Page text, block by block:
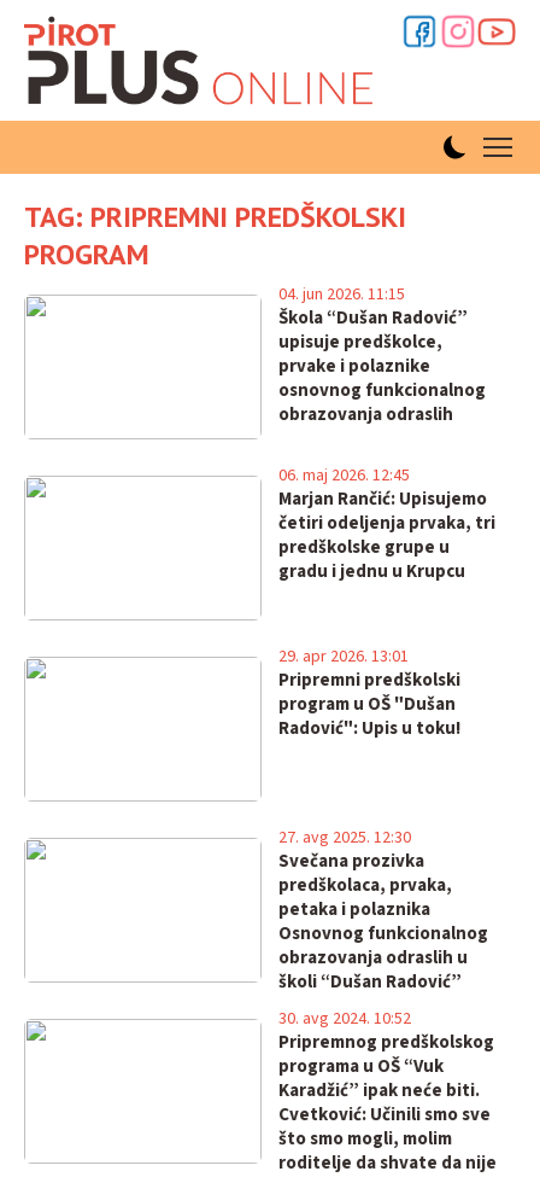
TAG: PRIPREMNI PREDŠKOLSKI
PROGRAM
Škola “Dušan Radović”
upisuje predškolce,
prvake i polaznike
osnovnog funkcionalnog
obrazovanja odraslih
04. jun 2026. 11:15
Marjan Rančić: Upisujemo
četiri odeljenja prvaka, tri
predškolske grupe u
gradu i jednu u Krupcu
06. maj 2026. 12:45
Pripremni predškolski
program u OŠ "Dušan
Radović": Upis u toku!
29. apr 2026. 13:01
Svečana prozivka
predškolaca, prvaka,
petaka i polaznika
Osnovnog funkcionalnog
obrazovanja odraslih u
školi “Dušan Radović”
27. avg 2025. 12:30
Pripremnog predškolskog
programa u OŠ “Vuk
Karadžić” ipak neće biti.
Cvetković: Učinili smo sve
što smo mogli, molim
roditelje da shvate da nije
30. avg 2024. 10:52